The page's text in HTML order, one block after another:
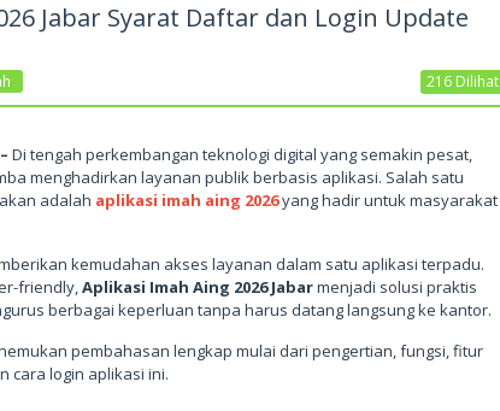
Jabar Syarat Daftar dan Login Update
216 Dilihat
Di tengah perkembangan teknologi digital yang semakin pesat,
menghadirkan layanan publik berbasis aplikasi. Salah satu
adalah aplikasi imah aing 2026yang hadir untuk masyarakat
kemudahan akses layanan dalam satu aplikasi terpadu.
friendly,Aplikasi Imah Aing 2026 Jabarmenjadi solusi praktis
berbagai keperluan tanpa harus datang langsung ke kantor.
pembahasan lengkap mulai dari pengertian, fungsi, fitur
cara login aplikasi ini.